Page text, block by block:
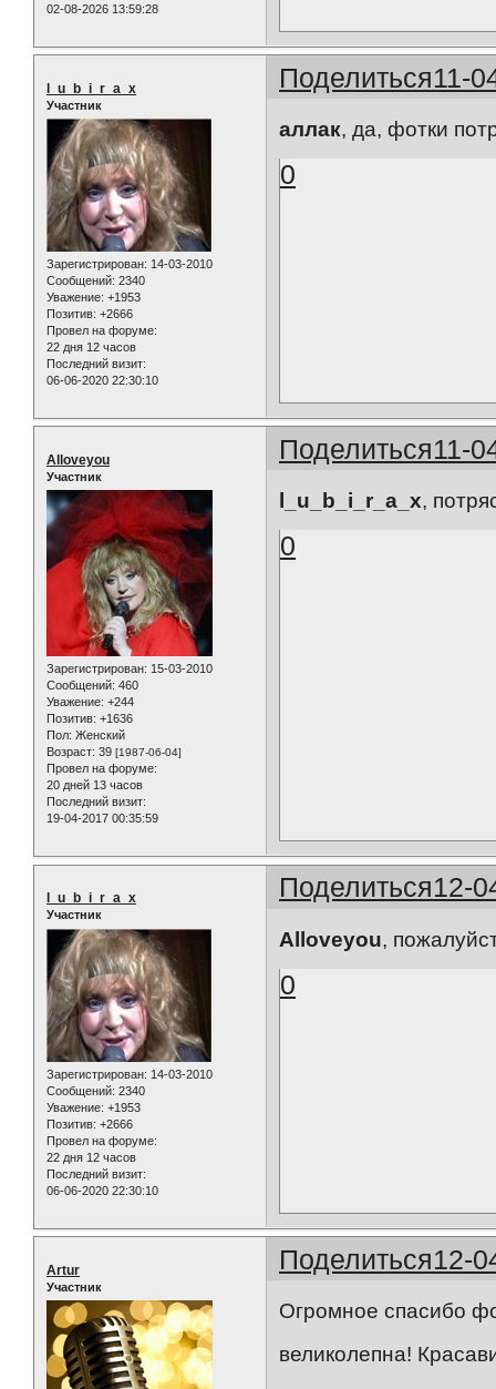
02-08-2026 13:59:28
Поделиться11-
l_u_b_i_r_a_x
Участник
Зарегистрирован: 14-03-2010
Сообщений: 2340
Уважение: +1953
Позитив: +2666
Провел на форуме:
22 дня 12 часов
Последний визит:
06-06-2020 22:30:10
аллак, да, фотки
0
Поделиться11-
Alloveyou
Участник
Зарегистрирован: 15-03-2010
Сообщений: 460
Уважение: +244
Позитив: +1636
Пол: Женский
Возраст: 39 [1987-06-04]
Провел на форуме:
20 дней 13 часов
Последний визит:
19-04-2017 00:35:59
l_u_b_i_r_a_x,
0
Поделиться12-
l_u_b_i_r_a_x
Участник
Зарегистрирован: 14-03-2010
Сообщений: 2340
Уважение: +1953
Позитив: +2666
Провел на форуме:
22 дня 12 часов
Последний визит:
06-06-2020 22:30:10
Alloveyou,
0
Поделиться12-
Artur
Участник
Огромное спасибо
великолепна!